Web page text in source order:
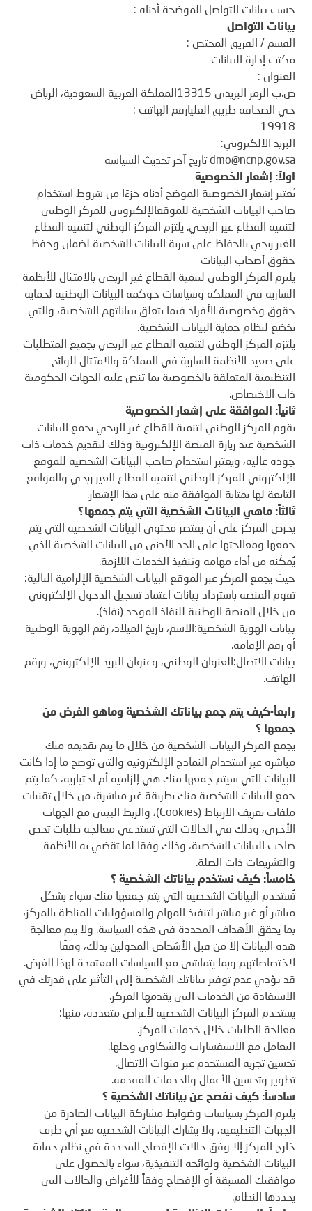
حسب بيانات التواصل الموضحة أدناه :
بيانات التواصل
القسم / الفريق المختص :
مكتب إدارة البيانات
العنوان :
ص.ب الرمز البريدي 13315المملكة العربية السعودية، الرياض
حي الصحافة طريق العليارقم الهاتف :
19918
البريد الالكتروني:
dmo@ncnp.gov.sa تاريخ آخر تحديث السياسة
اولاً: إشعار الخصوصية
يُعتبر إشعار الخصوصية الموضح أدناه جزءًا من شروط استخدام
صاحب البيانات الشخصية للموقعالإلكتروني للمركز الوطني
لتنمية القطاع غير الربحي. يلتزم المركز الوطني لتنمية القطاع
الغير ربحي بالحفاظ على سرية البيانات الشخصية لضمان وحفظ
حقوق أصحاب البيانات
يلتزم المركز الوطني لتنمية القطاع غير الربحي بالامتثال للأنظمة
السارية في المملكة وسياسات حوكمة البيانات الوطنية لحماية
حقوق وخصوصية الأفراد فيما يتعلق ببياناتهم الشخصية، والتي
تخضع لنظام حماية البيانات الشخصية.
يلتزم المركز الوطني لتنمية القطاع غير الربحي بجميع المتطلبات
على صعيد الأنظمة السارية في المملكة والامتثال للوائح
التنظيمية المتعلقة بالخصوصية بما تنص عليه الجهات الحكومية
ذات الاختصاص.
ثانياً: الموافقة على إشعار الخصوصية
يقوم المركز الوطني لتنمية القطاع غير الربحي بجمع البيانات
الشخصية عند زيارة المنصة الإلكترونية وذلك لتقديم خدمات ذات
جودة عالية، ويعتبر استخدام صاحب البيانات الشخصية للموقع
الإلكتروني للمركز الوطني لتنمية القطاع الغير ربحي والمواقع
التابعة لها بمثابة الموافقة منه على هذا الإشعار.
ثالثاً: ماهي البيانات الشخصية التي يتم جمعها؟
يحرص المركز على أن يقتصر محتوى البيانات الشخصية التي يتم
جمعها ومعالجتها على الحد الأدنى من البيانات الشخصية الذي
يُمكّنه من أداء مهامه وتنفيذ الخدمات اللازمة.
حيث يجمع المركز عبر الموقع البيانات الشخصية الإلزامية التالية:
تقوم المنصة باسترداد بيانات اعتماد تسجيل الدخول الإلكتروني
من خلال المنصة الوطنية للنفاذ الموحد (نفاذ).
بيانات الهوية الشخصية:الاسم، تاريخ الميلاد، رقم الهوية الوطنية
أو رقم الإقامة.
بيانات الاتصال:العنوان الوطني، وعنوان البريد الإلكتروني، ورقم
الهاتف.
رابعاً-كيف يتم جمع بياناتك الشخصية وماهو الغرض من
جمعها ؟
يجمع المركز البيانات الشخصية من خلال ما يتم تقديمه منك
مباشرة عبر استخدام النماذج الإلكترونية والتي توضح ما إذا كانت
البيانات التي سيتم جمعها منك هي إلزامية أم اختيارية، كما يتم
جمع البيانات الشخصية منك بطريقة غير مباشرة، من خلال تقنيات
ملفات تعريف الارتباط (Cookies)، والربط البيني مع الجهات
الأخرى، وذلك في الحالات التي تستدعي معالجة طلبات تخص
صاحب البيانات الشخصية، وذلك وفقا لما تقضي به الأنظمة
والتشريعات ذات الصلة.
خامساً: كيف نستخدم بياناتك الشخصية ؟
تُستخدم البيانات الشخصية التي يتم جمعها منك سواء بشكل
مباشر أو غير مباشر لتنفيذ المهام والمسؤوليات المناطة بالمركز،
بما يحقق الأهداف المحددة في هذه السياسة. ولا يتم معالجة
هذه البيانات إلا من قبل الأشخاص المخولين بذلك، وفقًا
لاختصاصاتهم وبما يتماشى مع السياسات المعتمدة لهذا الغرض.
قد يؤدي عدم توفير بياناتك الشخصية إلى التأثير على قدرتك في
الاستفادة من الخدمات التي يقدمها المركز.
يستخدم المركز البيانات الشخصية لأغراض متعددة، منها:
معالجة الطلبات خلال خدمات المركز.
التعامل مع الاستفسارات والشكاوى وحلها.
تحسين تجربة المستخدم عبر قنوات الاتصال.
تطوير وتحسين الأعمال والخدمات المقدمة.
سادساً: كيف نفصح عن بياناتك الشخصية ؟
يلتزم المركز بسياسات وضوابط مشاركة البيانات الصادرة من
الجهات التنظيمية، ولا يشارك البيانات الشخصية مع أي طرف
خارج المركز إلا وفق حالات الإفصاح المحددة في نظام حماية
البيانات الشخصية ولوائحه التنفيذية، سواء بالحصول على
موافقتك المسبقة أو الإفصاح وفقاً للأغراض والحالات التي
يحددها النظام.